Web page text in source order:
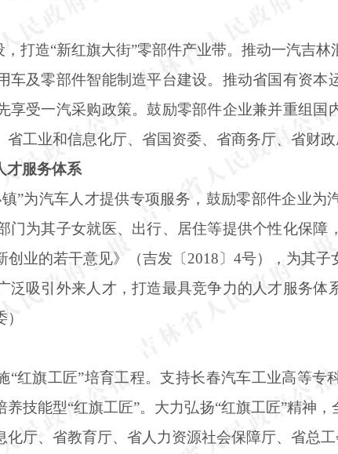
，打造“新红旗大街”零部件产业带。推动一汽吉
车及零部件智能制造平台建设。推动省国有资本
享受一汽采购政策。鼓励零部件企业兼并重组国
工业和信息化厅、省国资委、省商务厅、省财政
才服务体系
”为汽车人才提供专项服务，鼓励零部件企业为
门为其子女就医、出行、居住等提供个性化保障
创业的若干意见》（吉发〔2018〕4号），为其
泛吸引外来人才，打造最具竞争力的人才服务体
“红旗工匠”培育工程。支持长春汽车工业高等
技能型“红旗工匠”。大力弘扬“红旗工匠”精神
厅、省教育厅、省人力资源社会保障厅、省总工